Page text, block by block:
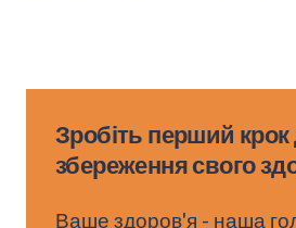
Зробіть перший
збереження свого
Ваше здоров'я - наша